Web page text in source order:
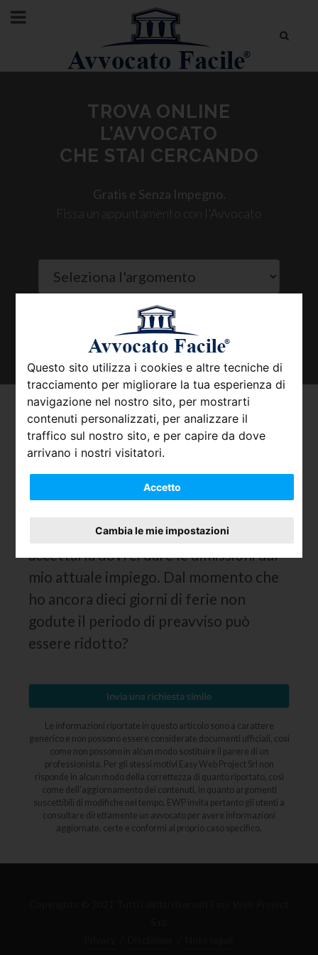
Questo sito utilizza i cookies e altre tecniche di
tracciamento per migliorare la tua esperienza di
navigazione nel nostro sito, per mostrarti
contenuti personalizzati, per analizzare il
traffico sul nostro sito, e per capire da dove
arrivano i nostri visitatori.
Accetto
Cambia le mie impostazioni
TROVA ONLINE
L’AVVOCATO
CHE STAI CERCANDO
Gratis e Senza Impegno.
Fissa un appuntamento con l'Avvocato
TROVA IL TUO AVVOCATO
Preavviso per dare le
dimissioni se rimangono
ferie non godute.
lavorativa molto vantaggiosa ma per
accettarla dovrei dare le dimissioni dal
mio attuale impiego. Dal momento che
ho ancora dieci giorni di ferie non
godute il periodo di preavviso può
essere ridotto?
Le informazioni riportate in questo articolo sono a carattere
generico e non possono essere considerate documenti ufficiali, così
come non possono in alcun modo sostituire il parere di un
professionista. Per gli stessi motivi Easy Web Project Srl non
risponde in alcun modo della correttezza di quanto riportato, così
come dell’aggiornamento dei contenuti, in quanto argomenti
suscettibili di modifiche nel tempo. EWP invita pertanto gli utenti a
consultare direttamente un avvocato per avere informazioni
aggiornate, certe e conformi al proprio caso specifico.